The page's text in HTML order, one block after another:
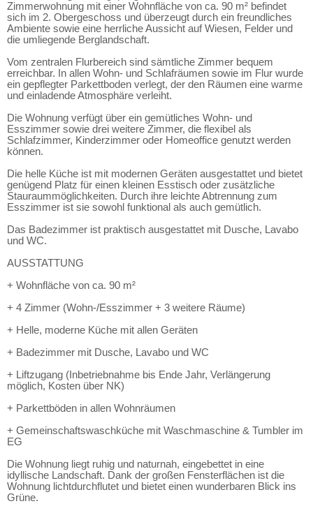
Zimmerwohnung mit einer Wohnfläche von ca. 90 m² befindet
sich im 2. Obergeschoss und überzeugt durch ein freundliches
Ambiente sowie eine herrliche Aussicht auf Wiesen, Felder und
die umliegende Berglandschaft.
Vom zentralen Flurbereich sind sämtliche Zimmer bequem
erreichbar. In allen Wohn- und Schlafräumen sowie im Flur wurde
ein gepflegter Parkettboden verlegt, der den Räumen eine warme
und einladende Atmosphäre verleiht.
Die Wohnung verfügt über ein gemütliches Wohn- und
Esszimmer sowie drei weitere Zimmer, die flexibel als
Schlafzimmer, Kinderzimmer oder Homeoffice genutzt werden
können.
Die helle Küche ist mit modernen Geräten ausgestattet und bietet
genügend Platz für einen kleinen Esstisch oder zusätzliche
Stauraummöglichkeiten. Durch ihre leichte Abtrennung zum
Esszimmer ist sie sowohl funktional als auch gemütlich.
Das Badezimmer ist praktisch ausgestattet mit Dusche, Lavabo
und WC.
AUSSTATTUNG
+ Wohnfläche von ca. 90 m²
+ 4 Zimmer (Wohn-/Esszimmer + 3 weitere Räume)
+ Helle, moderne Küche mit allen Geräten
+ Badezimmer mit Dusche, Lavabo und WC
+ Liftzugang (Inbetriebnahme bis Ende Jahr, Verlängerung
möglich, Kosten über NK)
+ Parkettböden in allen Wohnräumen
+ Gemeinschaftswaschküche mit Waschmaschine & Tumbler im
EG
Die Wohnung liegt ruhig und naturnah, eingebettet in eine
idyllische Landschaft. Dank der großen Fensterflächen ist die
Wohnung lichtdurchflutet und bietet einen wunderbaren Blick ins
Grüne.